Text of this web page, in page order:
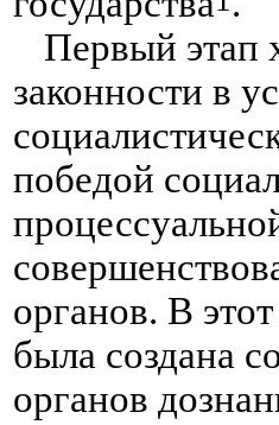
Первый этап
законности в
победой
органов. В
была создана
органов